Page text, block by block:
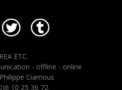
ETC.
- offline - online
Ciamous
10 25 36 72